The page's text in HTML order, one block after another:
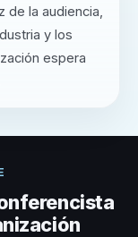
de la audiencia,
y los
espera